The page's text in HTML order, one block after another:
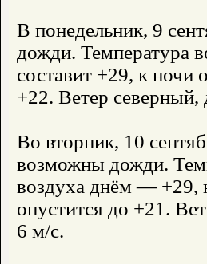
В понедельник, 9
дожди. Температура
составит +29, к ночи
+22. Ветер северный,
Во вторник, 10
возможны дожди.
воздуха днём — +29,
опустится до +21.
6 м/с.